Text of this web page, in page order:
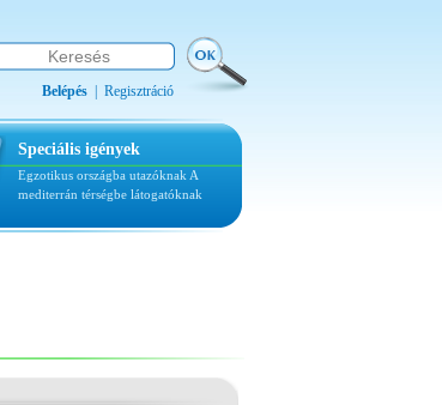
Belépés Regisztráció
Speciális igények
Egzotikus országba utazóknak A
mediterrán térségbe látogatóknak